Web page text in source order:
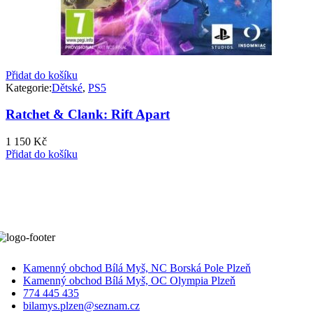
Přidat do košíku
Kategorie:Dětské, PS5
Ratchet & Clank: Rift Apart
1 150 Kč
Přidat do košíku
Kamenný obchod Bílá Myš, NC Borská Pole Plzeň
Kamenný obchod Bílá Myš, OC Olympia Plzeň
774 445 435
bilamys.plzen@seznam.cz